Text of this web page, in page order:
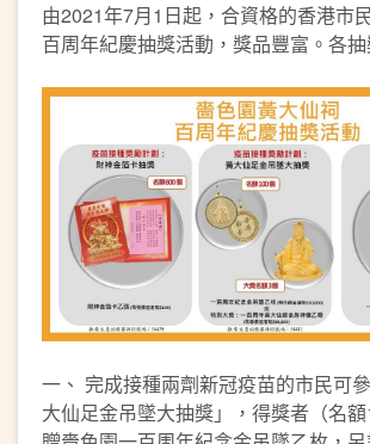
由2021年7月1日起，合資格的香港市
百周年紀慶抽獎活動，獎品豐富。各抽
一、 完成接種兩劑新冠疫苗的市民可
大仙足金吊墜大抽獎」，得獎者（名